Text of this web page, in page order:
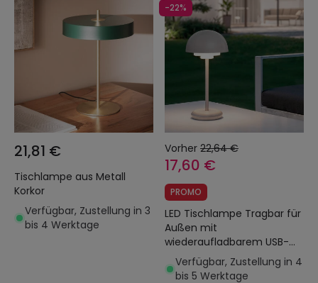
21,81 €
Tischlampe aus Metall
Korkor
Verfügbar, Zustellung in 3
bis 4 Werktage
-22%
Vorher 22,64 €
17,60 €
PROMO
LED Tischlampe Tragbar für
Außen mit
wiederaufladbarem USB-
Akku Metall Galdan
Verfügbar, Zustellung in 4
bis 5 Werktage